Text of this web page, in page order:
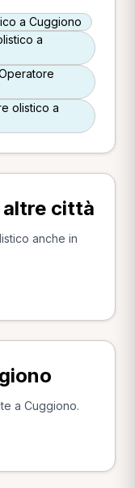
a Cuggiono
a
olistico a
altre città
anche in
a Cuggiono.